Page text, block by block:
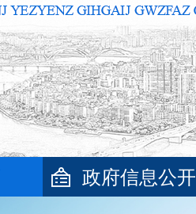
政府信息公开